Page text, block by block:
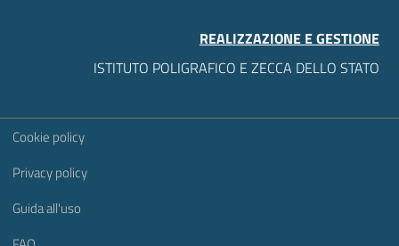
REALIZZAZIONE E GESTIONE
ISTITUTO POLIGRAFICO E ZECCA DELLO STATO
Sezione Link Utili
Cookie policy
Privacy policy
Guida all'uso